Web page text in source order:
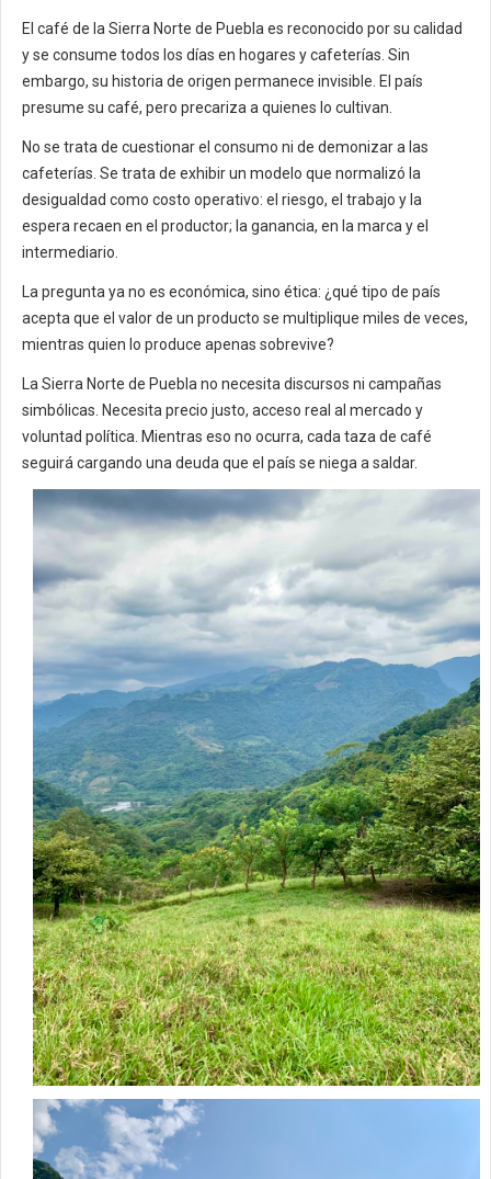
El café de la Sierra Norte de Puebla es reconocido por su calidad
y se consume todos los días en hogares y cafeterías. Sin
embargo, su historia de origen permanece invisible. El país
presume su café, pero precariza a quienes lo cultivan.
No se trata de cuestionar el consumo ni de demonizar a las
cafeterías. Se trata de exhibir un modelo que normalizó la
desigualdad como costo operativo: el riesgo, el trabajo y la
espera recaen en el productor; la ganancia, en la marca y el
intermediario.
La pregunta ya no es económica, sino ética: ¿qué tipo de país
acepta que el valor de un producto se multiplique miles de veces,
mientras quien lo produce apenas sobrevive?
La Sierra Norte de Puebla no necesita discursos ni campañas
simbólicas. Necesita precio justo, acceso real al mercado y
voluntad política. Mientras eso no ocurra, cada taza de café
seguirá cargando una deuda que el país se niega a saldar.